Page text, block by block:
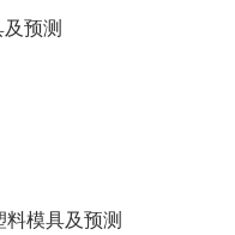
预测
模具及预测